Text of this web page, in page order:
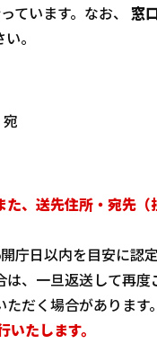
ています。なお、 窓
。
、 送先住所・宛先（
庁日以内を目安に認
、一旦返送して再
だく場合があります。
たします。